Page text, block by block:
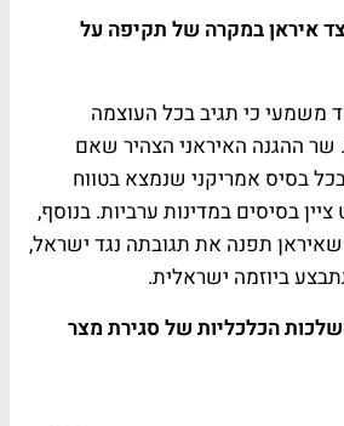
איראן במקרה של תקיפה על
משמעי כי תגיב בכל העוצמה
ההגנה האיראני הצהיר שאם
בסיס אמריקני שנמצא בטווח
בסיסים במדינות ערביות. בנוסף,
שאיראן תפנה את תגובתה נגד ישראל,
ביוזמה ישראלית.
הכלכליות של סגירת מצר